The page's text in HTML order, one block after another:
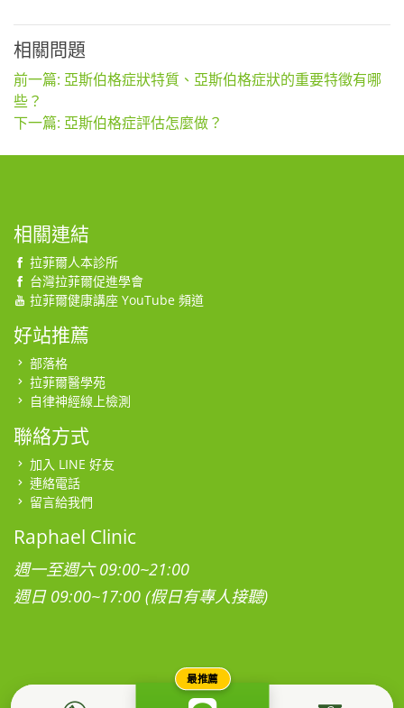
相關問題
前一篇: 亞斯伯格症狀特質、亞斯伯格症狀的重要特徵有哪
些？
下一篇: 亞斯伯格症評估怎麼做？
相關連結
拉菲爾人本診所
台灣拉菲爾促進學會
拉菲爾健康講座 YouTube 頻道
好站推薦
部落格
拉菲爾醫學苑
自律神經線上檢測
聯絡方式
加入 LINE 好友
連絡電話
留言給我們
Raphael Clinic
週一至週六 09:00~21:00
週日 09:00~17:00 (假日有專人接聽)
最推薦